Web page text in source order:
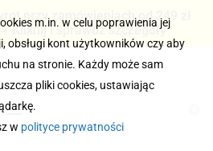
przy zamówieniach od 249 zł
Kliknij i sprawdź szczegóły
m.in. w celu poprawienia jej
obsługi kont użytkowników czy aby
na stronie. Każdy może sam
pliki cookies, ustawiając
w polityce prywatności